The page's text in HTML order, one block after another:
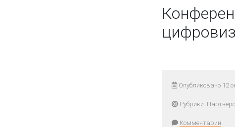
Опубликовано 12
Рубрики:
Комментарии